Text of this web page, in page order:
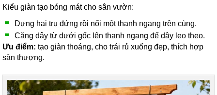
Kiểu giàn tạo bóng mát cho sân vườn:
Dựng hai trụ đứng rồi nối một thanh ngang trên cùng.
Căng dây từ dưới gốc lên thanh ngang để dây leo theo.
Ưu điểm: tạo giàn thoáng, cho trái rủ xuống đẹp, thích hợp
sân thượng.